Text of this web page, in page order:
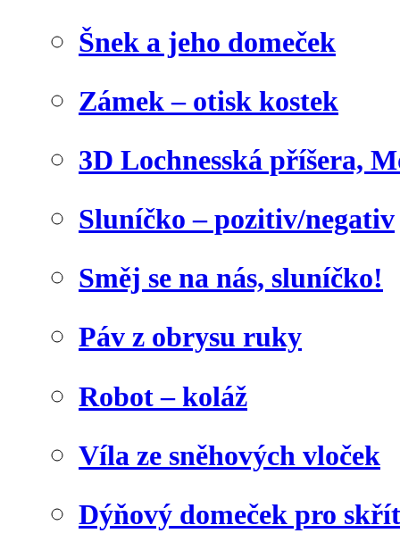
Šnek a jeho domeček
Zámek – otisk kostek
3D Lochnesská příšera,
Sluníčko – pozitiv/negativ
Směj se na nás, sluníčko!
Páv z obrysu ruky
Robot – koláž
Víla ze sněhových vloček
Dýňový domeček pro